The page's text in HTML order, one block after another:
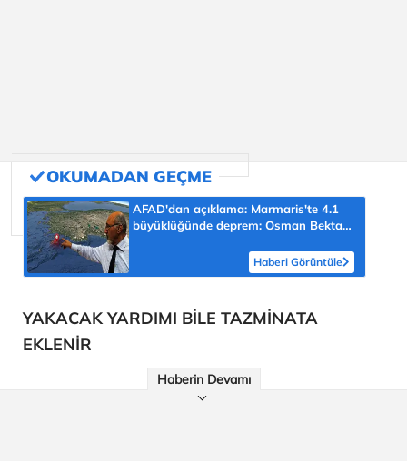
AFAD'dan açıklama: Marmaris'te 4.1
büyüklüğünde deprem: Osman Bektaş
Haberi Görüntüle
YAKACAK YARDIMI BİLE TAZMİNATA
EKLENİR
Haberin Devamı